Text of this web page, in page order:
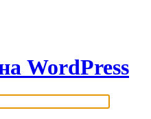
WordPress